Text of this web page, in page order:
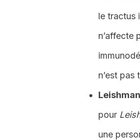
le tractus
n’affecte
n’est pas
pour
une